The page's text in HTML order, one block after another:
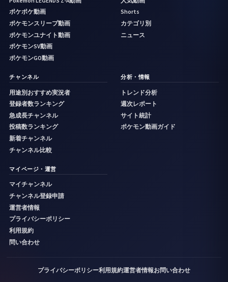
ポケポケ動画
ポケモンスリープ動画
ポケモンユナイト動画
ポケモンSV動画
ポケモンGO動画
Shorts
カテゴリ別
ニュース
チャンネル
用途別おすすめ実況者
登録者数ランキング
急成長チャンネル
投稿数ランキング
新着チャンネル
チャンネル比較
分析・情報
トレンド分析
週次レポート
サイト統計
ポケモン動画ガイド
マイページ・運営
マイチャンネル
チャンネル登録申請
運営者情報
プライバシーポリシー
利用規約
問い合わせ
プライバシーポリシー利用規約運営者情報お問い合わせ